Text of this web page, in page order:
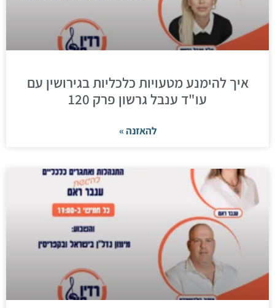
איך להימנע מטעויות כלכליות בגירושין עם
עו"ד ענבל גרשון פרק 120
להאזנה »